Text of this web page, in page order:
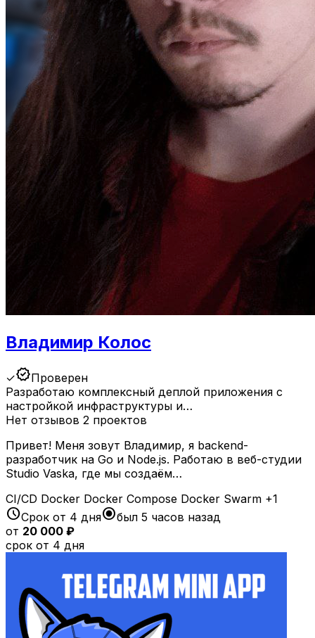
Владимир Колос
✓verifiedПроверен
Разработаю комплексный деплой приложения с
настройкой инфраструктуры и…
Нет отзывов 2 проектов
Привет! Меня зовут Владимир, я backend-
разработчик на Go и Node.js. Работаю в веб-студии
Studio Vaska, где мы создаём…
CI/CD Docker Docker Compose Docker Swarm +1
scheduleСрок от 4 дняradio_button_checkedбыл 5 часов назад
от 20 000 ₽
срок от 4 дня